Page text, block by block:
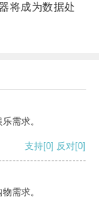
将成为数据处
需求。
支持[0] 反对[0]
需求。